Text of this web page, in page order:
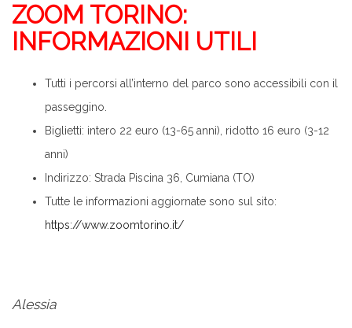
ZOOM TORINO:
INFORMAZIONI UTILI
Tutti i percorsi all’interno del parco sono accessibili con il
passeggino.
Biglietti: intero 22 euro (13-65 anni), ridotto 16 euro (3-12
anni)
Indirizzo: Strada Piscina 36, Cumiana (TO)
Tutte le informazioni aggiornate sono sul sito:
https://www.zoomtorino.it/
Alessia